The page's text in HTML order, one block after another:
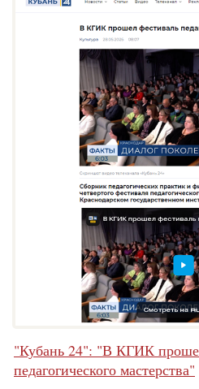
"Кубань 24": "В КГИК
педагогического мастерства"